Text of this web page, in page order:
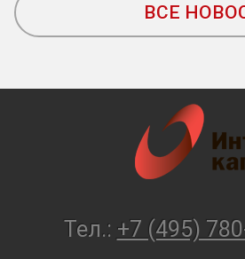
ВСЕ
Тел.: +7 (495)